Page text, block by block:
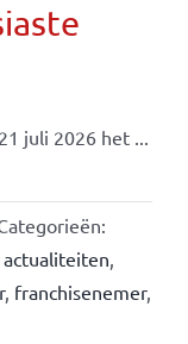
juli 2026 het ...
, franchisenemer,